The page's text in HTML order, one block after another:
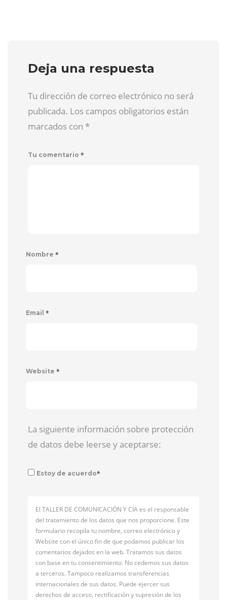
Deja una respuesta
Tu dirección de correo electrónico no será
publicada. Los campos obligatorios están
marcados con *
Tu comentario *
Nombre *
Email *
Website *
La siguiente información sobre protección
de datos debe leerse y aceptarse:
Estoy de acuerdo*
El TALLER DE COMUNICACIÓN Y CÍA es el responsable
del tratamiento de los datos que nos proporcione. Este
formulario recopila tu nombre, correo electrónico y
Website con el único fin de que podamos publicar los
comentarios dejados en la web. Tratamos sus datos
con base en tu consentimiento. No cedemos sus datos
a terceros. Tampoco realizamos transferencias
internacionales de sus datos. Puede ejercer sus
derechos de acceso, rectificación y supresión de los